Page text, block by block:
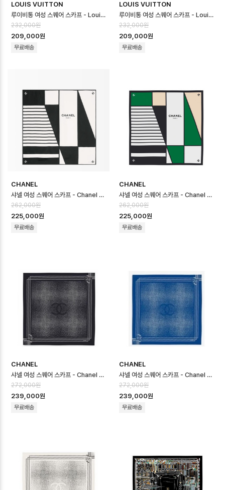
LOUIS VUITTON
루이비통 여성 스퀘어 스카프 - Louis vuitton Womens Square Scar…
232,000원
209,000원
무료배송
LOUIS VUITTON
루이비통 여성 스퀘어 스카프 - Louis vuitton Womens Square Scar…
232,000원
209,000원
무료배송
CHANEL
샤넬 여성 스퀘어 스카프 - Chanel Womens Square Scarf - acc87…
262,000원
225,000원
무료배송
CHANEL
샤넬 여성 스퀘어 스카프 - Chanel Womens Square Scarf - acc87…
262,000원
225,000원
무료배송
CHANEL
샤넬 여성 스퀘어 스카프 - Chanel Womens Square Scarf - acc87…
272,000원
239,000원
무료배송
CHANEL
샤넬 여성 스퀘어 스카프 - Chanel Womens Square Scarf - acc87…
272,000원
239,000원
무료배송